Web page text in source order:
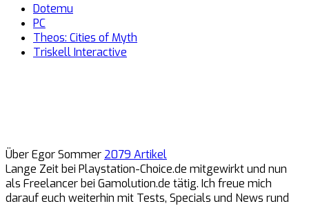
Dotemu
PC
Theos: Cities of Myth
Triskell Interactive
Über Egor Sommer 2079 Artikel
Lange Zeit bei Playstation-Choice.de mitgewirkt und nun
als Freelancer bei Gamolution.de tätig. Ich freue mich
darauf euch weiterhin mit Tests, Specials und News rund